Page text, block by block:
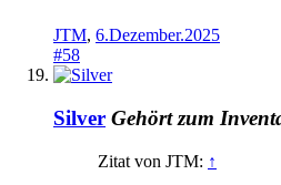
JTM, 6.Dezember.2025
#58
Silver Gehört zum
Zitat von JTM: ↑